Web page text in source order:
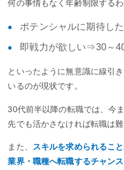
何の事情もなく年齢制限するわ
ポテンシャルに期待し
即戦力が欲しい⇒30～
といったように無意識に線引
いるのが現状です。
30代前半以降の転職では、今
先でも活かさなければ転職は難
また、
スキルを求められるこ
業界・職種へ転職するチャン